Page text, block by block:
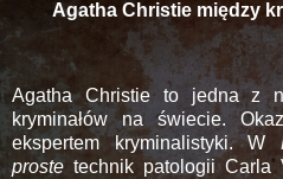
Agatha Christie między
Agatha Christie to jedna z
kryminałów na świecie.
ekspertem kryminalistyki. W
proste technik patologii Carla